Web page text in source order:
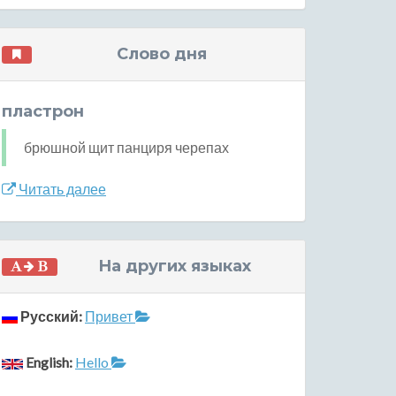
Слово дня
пластрон
брюшной щит панциря черепах
Читать далее
На других языках
Русский: Привет
English: Hello